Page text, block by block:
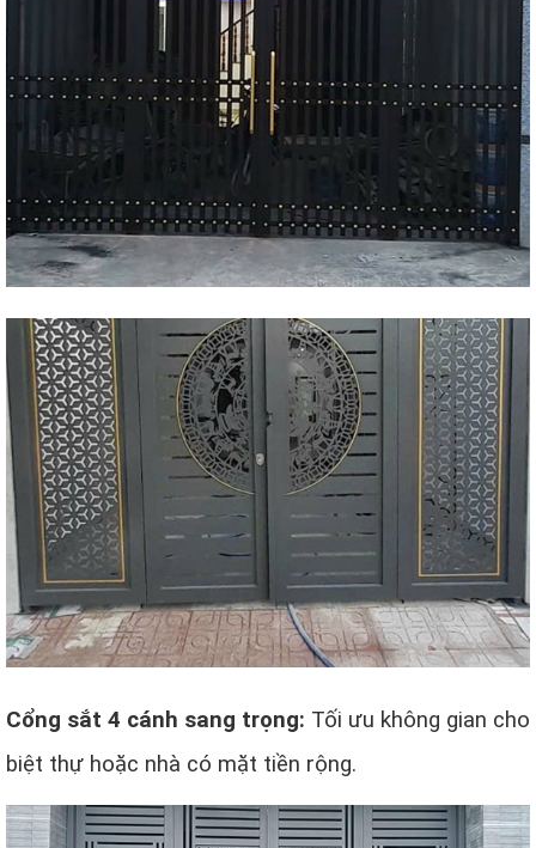
Cổng sắt 4 cánh sang trọng: Tối ưu không gian cho
biệt thự hoặc nhà có mặt tiền rộng.